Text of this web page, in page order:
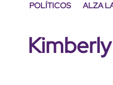
POLÍTICOS ALZA